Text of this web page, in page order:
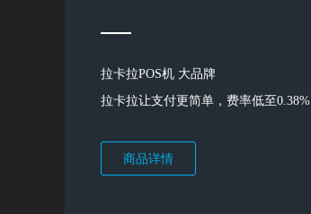
拉卡拉POS机 大品牌
拉卡拉让支付更简单，费率低至0.38%
商品详情